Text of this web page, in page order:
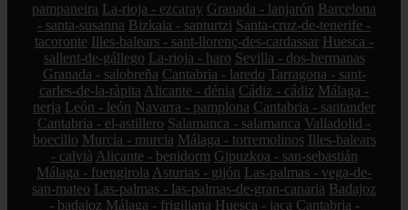
pampaneira La-rioja - ezcaray Granada - lanjarón Barcelona
- santa-susanna Bizkaia - santurtzi Santa-cruz-de-tenerife -
tacoronte Illes-balears - sant-llorenç-des-cardassar Huesca -
sallent-de-gállego La-rioja - haro Sevilla - dos-hermanas
Granada - salobreña Cantabria - laredo Tarragona - sant-
carles-de-la-ràpita Alicante - dénia Cádiz - cádiz Málaga -
nerja León - león Navarra - pamplona Cantabria - santander
Cantabria - el-astillero Salamanca - salamanca Valladolid -
boecillo Murcia - murcia Málaga - torremolinos Illes-balears
- calvià Alicante - benidorm Gipuzkoa - san-sebastián
Málaga - fuengirola Asturias - gijón Las-palmas - vega-de-
san-mateo Las-palmas - las-palmas-de-gran-canaria Badajoz
- badajoz Málaga - frigiliana Huesca - jaca Cantabria -